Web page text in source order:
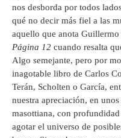
nos desborda por todos
qué no decir más fiel a las
aquello que anota
Página 12 cuando resalta
Algo semejante, pero por
inagotable libro de Carlos
Terán, Scholten o García,
nuestra apreciación, en
masottiana, con
agotar el universo de